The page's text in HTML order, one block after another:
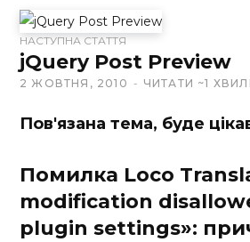
s
i
t
e
НАСТУПНА СТАТТЯ
jQuery Post Preview
2 ЖОВТНЯ, 2010 ЧИТАТИ ~1
Пов'язана тема, буде
Помилка Loco
modification
plugin settings»: